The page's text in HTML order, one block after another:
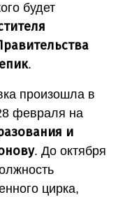
будет
.
произошла в
февраля на
и
. До октября
цирка,